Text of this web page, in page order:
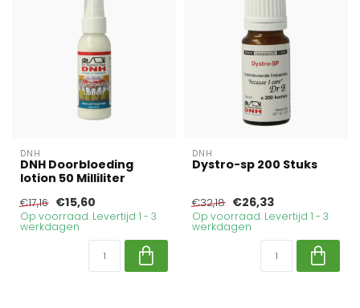
DNH
DNH Doorbloeding
lotion 50 Milliliter
€17,16 €15,60
Op voorraad. Levertijd 1 - 3
werkdagen
DNH
Dystro-sp 200 Stuks
€32,18 €26,33
Op voorraad. Levertijd 1 - 3
werkdagen